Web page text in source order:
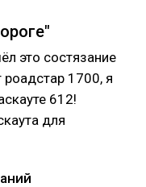
это состязание
роадстар 1700, я
612!
для